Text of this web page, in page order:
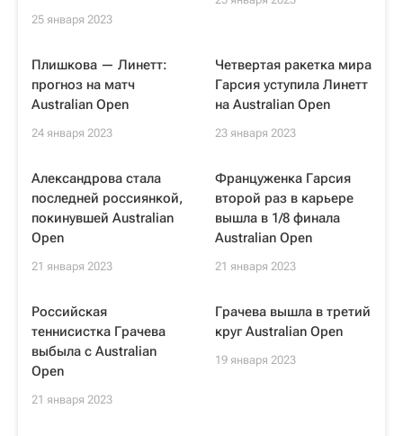
25 января 2023
Плишкова — Линетт:
прогноз на матч
Australian Open
24 января 2023
Четвертая ракетка мира
Гарсия уступила Линетт
на Australian Open
23 января 2023
Александрова стала
последней россиянкой,
покинувшей Australian
Open
21 января 2023
Француженка Гарсия
второй раз в карьере
вышла в 1/8 финала
Australian Open
21 января 2023
Российская
теннисистка Грачева
выбыла с Australian
Open
21 января 2023
Грачева вышла в третий
круг Australian Open
19 января 2023